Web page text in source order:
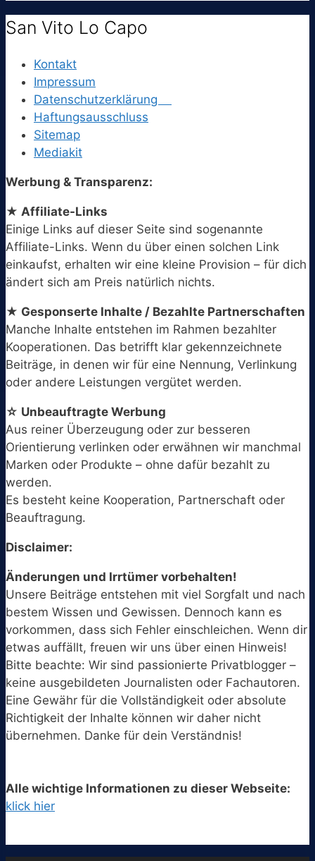
San Vito Lo Capo
Kontakt
Impressum
Datenschutzerklärung
Haftungsausschluss
Sitemap
Mediakit
Werbung & Transparenz:
★ Affiliate-Links
Einige Links auf dieser Seite sind sogenannte
Affiliate-Links. Wenn du über einen solchen Link
einkaufst, erhalten wir eine kleine Provision – für dich
ändert sich am Preis natürlich nichts.
★ Gesponserte Inhalte / Bezahlte Partnerschaften
Manche Inhalte entstehen im Rahmen bezahlter
Kooperationen. Das betrifft klar gekennzeichnete
Beiträge, in denen wir für eine Nennung, Verlinkung
oder andere Leistungen vergütet werden.
☆ Unbeauftragte Werbung
Aus reiner Überzeugung oder zur besseren
Orientierung verlinken oder erwähnen wir manchmal
Marken oder Produkte – ohne dafür bezahlt zu
werden.
Es besteht keine Kooperation, Partnerschaft oder
Beauftragung.
Disclaimer:
Änderungen und Irrtümer vorbehalten!
Unsere Beiträge entstehen mit viel Sorgfalt und nach
bestem Wissen und Gewissen. Dennoch kann es
vorkommen, dass sich Fehler einschleichen. Wenn dir
etwas auffällt, freuen wir uns über einen Hinweis!
Bitte beachte: Wir sind passionierte Privatblogger –
keine ausgebildeten Journalisten oder Fachautoren.
Eine Gewähr für die Vollständigkeit oder absolute
Richtigkeit der Inhalte können wir daher nicht
übernehmen. Danke für dein Verständnis!
Alle wichtige Informationen zu dieser Webseite:
klick hier